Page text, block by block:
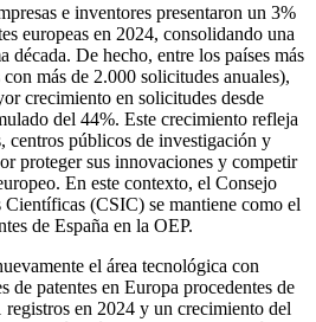
e inventores presentaron un 3%
europeas en 2024, consolidando una
década. De hecho, entre los países más
más de 2.000 solicitudes anuales),
crecimiento en solicitudes desde
del 44%. Este crecimiento refleja
centros públicos de investigación y
proteger sus innovaciones y competir
En este contexto, el Consejo
(CSIC) se mantiene como el
de España en la OEP.
el área tecnológica con
de patentes en Europa procedentes de
en 2024 y un crecimiento del